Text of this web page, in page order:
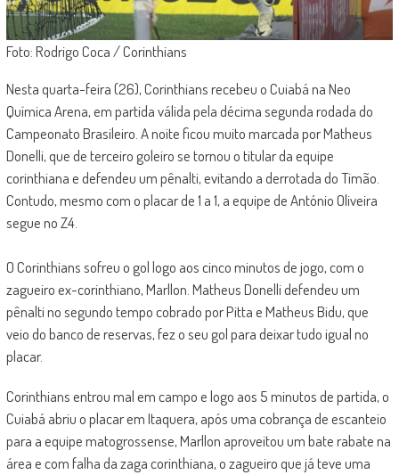
Foto: Rodrigo Coca / Corinthians
Nesta quarta-feira (26), Corinthians recebeu o Cuiabá na Neo
Química Arena, em partida válida pela décima segunda rodada do
Campeonato Brasileiro. A noite ficou muito marcada por Matheus
Donelli, que de terceiro goleiro se tornou o titular da equipe
corinthiana e defendeu um pênalti, evitando a derrotada do Timão.
Contudo, mesmo com o placar de 1 a 1, a equipe de António Oliveira
segue no Z4.
O Corinthians sofreu o gol logo aos cinco minutos de jogo, com o
zagueiro ex-corinthiano, Marllon. Matheus Donelli defendeu um
pênalti no segundo tempo cobrado por Pitta e Matheus Bidu, que
veio do banco de reservas, fez o seu gol para deixar tudo igual no
placar.
Corinthians entrou mal em campo e logo aos 5 minutos de partida, o
Cuiabá abriu o placar em Itaquera, após uma cobrança de escanteio
para a equipe matogrossense, Marllon aproveitou um bate rabate na
área e com falha da zaga corinthiana, o zagueiro que já teve uma